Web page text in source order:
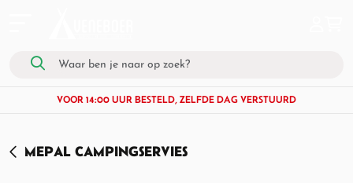
VOOR 14:00 UUR BESTELD, ZELFDE DAG VERSTUURD
MEPAL CAMPINGSERVIES